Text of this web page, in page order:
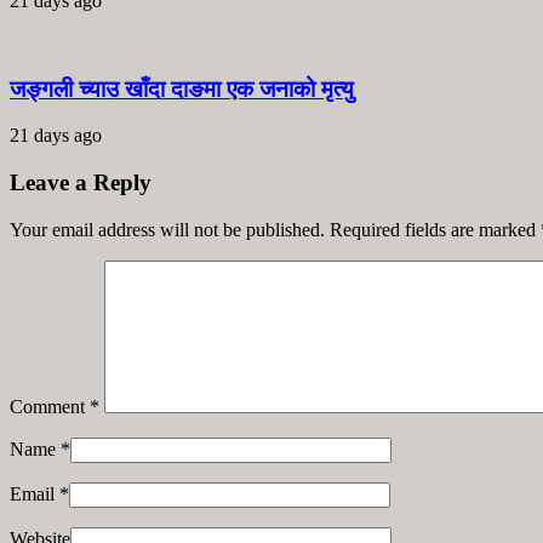
जङ्गली च्याउ खाँदा दाङमा एक जनाको मृत्यु
21 days ago
Leave a Reply
Your email address will not be published. Required fields are marked
Comment *
Name *
Email *
Website